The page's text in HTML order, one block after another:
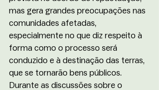
mas gera grandes preocupações nas
comunidades afetadas,
especialmente no que diz respeito à
forma como o processo será
conduzido e à destinação das terras,
que se tornarão bens públicos.
Durante as discussões sobre o